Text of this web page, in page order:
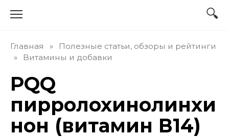
Главная »
Полезные статьи, обзоры и рейтинги
»
Витамины и добавки
PQQ
пирролохинолинхи
нон (витамин В14)